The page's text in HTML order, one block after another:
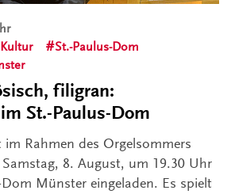
Kultur
St.-Paulus-Dom
filigran:
St.-Paulus-Dom
Rahmen des Orgelsommers
8. August, um 19.30 Uhr
Münster eingeladen. Es spielt